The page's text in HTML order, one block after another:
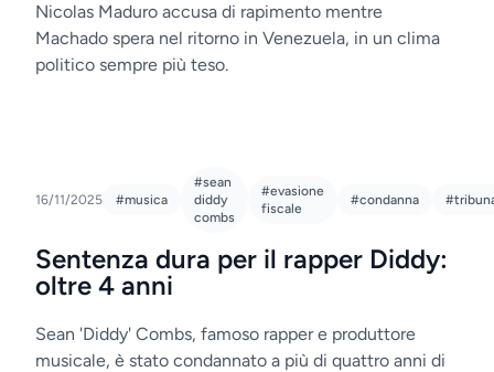
Nicolas Maduro accusa di rapimento mentre
Machado spera nel ritorno in Venezuela, in un clima
politico sempre più teso.
16/11/2025 #musica
#sean
diddy
combs
#evasione
fiscale
#condanna
Sentenza dura per il rapper Diddy:
oltre 4 anni
Sean 'Diddy' Combs, famoso rapper e produttore
musicale, è stato condannato a più di quattro anni di